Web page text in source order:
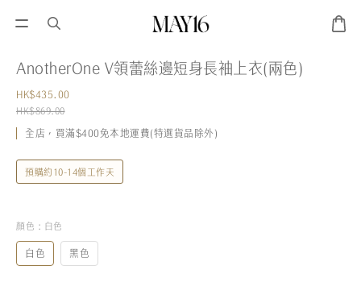
AnotherOne V領蕾絲邊短身長袖上衣(兩色)
HK$435.00
HK$869.00
全店，買滿$400免本地運費(特選貨品除外)
預購約10-14個工作天
顏色 : 白色
白色 黑色